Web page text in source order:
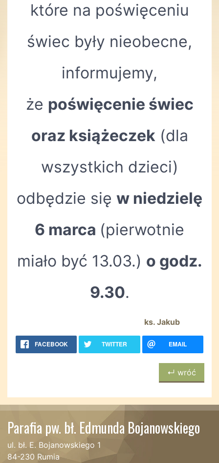
które na poświęceniu
świec były nieobecne,
informujemy,
że poświęcenie świec
oraz książeczek(dla
wszystkich dzieci)
odbędzie się w niedzielę
6 marca (pierwotnie
miało być 13.03.) o godz.
9.30.
ks. Jakub
FACEBOOK TWITTER EMAIL
↵ wróć
Parafia pw. bł. Edmunda Bojanowskiego
ul. bł. E. Bojanowskiego 1
84-230 Rumia